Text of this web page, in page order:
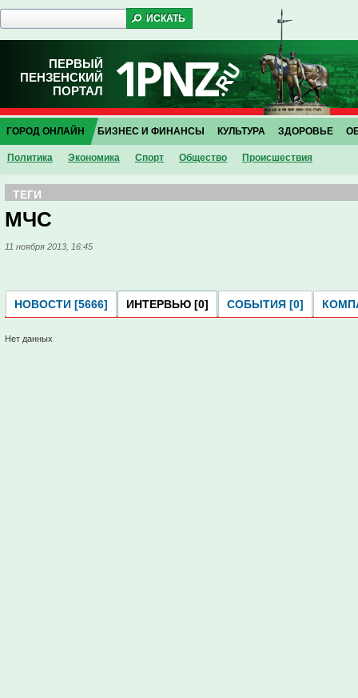
ПЕРВЫЙ
ПЕНЗЕНСКИЙ
ПОРТАЛ
ГОРОД ОНЛАЙН
Политика Экономика Спорт Общество Проиcшествия
БИЗНЕС И ФИНАНСЫ КУЛЬТУРА ЗДОРОВЬЕ
ТЕГИ
МЧС
11 ноября 2013, 16:45
НОВОСТИ [5666] ИНТЕРВЬЮ [0] СОБЫТИЯ [0]
Нет данных